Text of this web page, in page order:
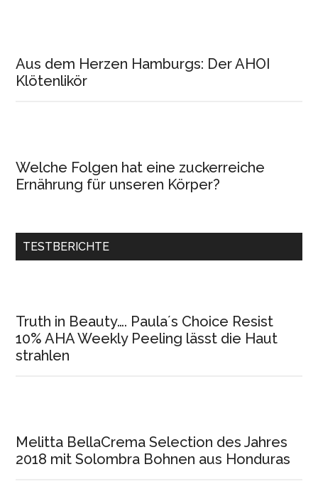
Aus dem Herzen Hamburgs: Der AHOI
Klötenlikör
Welche Folgen hat eine zuckerreiche
Ernährung für unseren Körper?
TESTBERICHTE
Truth in Beauty…. Paula´s Choice Resist
10% AHA Weekly Peeling lässt die Haut
strahlen
Melitta BellaCrema Selection des Jahres
2018 mit Solombra Bohnen aus Honduras